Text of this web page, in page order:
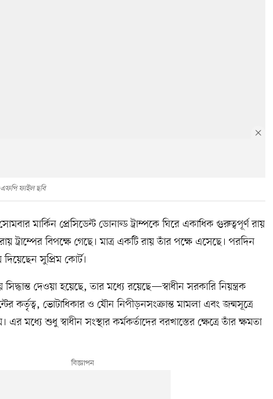
ফাইল ছবি
মার্কিন প্রেসিডেন্ট ডোনাল্ড ট্রাম্পকে ঘিরে একাধিক গুরুত্বপূর্ণ রায়
ট্রাম্পের বিপক্ষে গেছে। মাত্র একটি রায় তাঁর পক্ষে এসেছে। পরদিন
দিয়েছেন সুপ্রিম কোর্ট।
দেওয়া হয়েছে, তার মধ্যে রয়েছে—স্বাধীন সরকারি নিয়ন্ত্রক
কর্তৃত্ব, ভোটাধিকার ও যৌন নিপীড়নসংক্রান্ত মামলা এবং জন্মসূত্রে
এর মধ্যে শুধু স্বাধীন সংস্থার কর্মকর্তাদের বরখাস্তের ক্ষেত্রে তাঁর ক্ষমতা